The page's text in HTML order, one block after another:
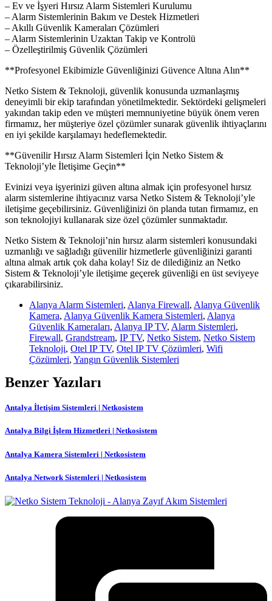
– Ev ve İşyeri Hırsız Alarm Sistemleri Kurulumu
– Alarm Sistemlerinin Bakım ve Destek Hizmetleri
– Akıllı Güvenlik Kameraları Çözümleri
– Alarm Sistemlerinin Uzaktan Takip ve Kontrolü
– Özelleştirilmiş Güvenlik Çözümleri
**Profesyonel Ekibimizle Güvenliğinizi Güvence Altına Alın**
Netko Sistem & Teknoloji, güvenlik konusunda uzmanlaşmış
deneyimli bir ekip tarafından yönetilmektedir. Sektördeki gelişmeleri
yakından takip eden ve müşteri memnuniyetine büyük önem veren
firmamız, her müşteriye özel çözümler sunarak güvenlik ihtiyaçlarını
en iyi şekilde karşılamayı hedeflemektedir.
**Güvenilir Hırsız Alarm Sistemleri İçin Netko Sistem &
Teknoloji’yle İletişime Geçin**
Evinizi veya işyerinizi güven altına almak için profesyonel hırsız
alarm sistemlerine ihtiyacınız varsa Netko Sistem & Teknoloji’yle
iletişime geçebilirsiniz. Güvenliğinizi ön planda tutan firmamız, en
son teknolojiyi kullanarak size özel çözümler sunmaktadır.
Netko Sistem & Teknoloji’nin hırsız alarm sistemleri konusundaki
uzmanlığı ve sağladığı güvenilir hizmetlerle güvenliğinizi garanti
altına almak artık çok daha kolay! Siz de dilediğiniz an Netko
Sistem & Teknoloji’yle iletişime geçerek güvenliği en üst seviyeye
çıkarabilirsiniz.
Alanya Alarm Sistemleri, Alanya Firewall, Alanya Güvenlik
Kamera, Alanya Güvenlik Kamera Sistemleri, Alanya
Güvenlik Kameraları, Alanya IP TV, Alarm Sistemleri,
Firewall, Grandstream, IP TV, Netko Sistem, Netko Sistem
Teknoloji, Otel IP TV, Otel IP TV Çözümleri, Wifi
Çözümleri, Yangın Güvenlik Sistemleri
Benzer Yazıları
Antalya İletişim Sistemleri | Netkosistem
Antalya Bilgi İşlem Hizmetleri | Netkosistem
Antalya Kamera Sistemleri | Netkosistem
Antalya Network Sistemleri | Netkosistem